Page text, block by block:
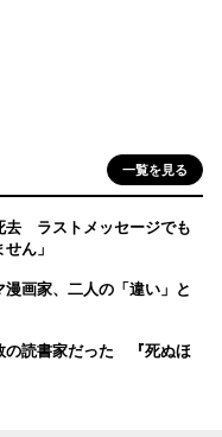
一覧を見る
去 ラストメッセージでも
ん」
画家、二人の「違い」と
の読書家だった 『死ぬほ